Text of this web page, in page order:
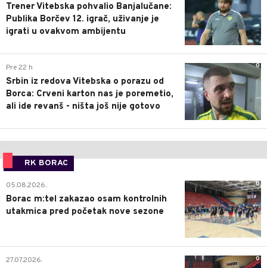
Trener Vitebska pohvalio Banjalučane:
Publika Borčev 12. igrač, uživanje je
igrati u ovakvom ambijentu
0
Pre 22 h
Srbin iz redova Vitebska o porazu od
Borca: Crveni karton nas je poremetio,
ali ide revanš - ništa još nije gotovo
RK BORAC
0
05.08.2026.
Borac m:tel zakazao osam kontrolnih
utakmica pred početak nove sezone
0
27.07.2026.